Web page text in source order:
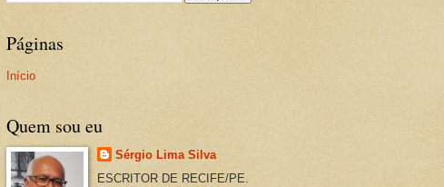
Páginas
Início
Quem sou eu
Sérgio Lima Silva
ESCRITOR DE RECIFE/PE.